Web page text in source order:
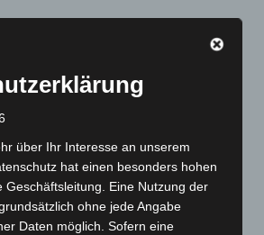
Dort gibt es neben
über besondere Ereignisse und
bundesweite Datenbank, die
Krötenzäunen und Aktionen
gebraucht werden.
www.NABU.de/Kroetenwanderung
über Ihr Interesse an unserem
hat einen besonders hohen
Geschäftsleitung. Eine Nutzung der
ohne jede Angabe
Daten möglich. Sofern eine